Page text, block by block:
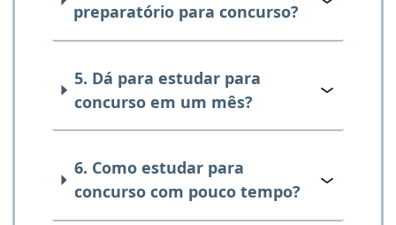
preparatório para concurso?
5. Dá para estudar para
concurso em um mês?
6. Como estudar para
concurso com pouco tempo?